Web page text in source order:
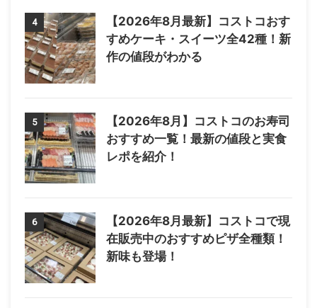
4
【2026年8月最新】コストコおす
すめケーキ・スイーツ全42種！新
作の値段がわかる
5
【2026年8月】コストコのお寿司
おすすめ一覧！最新の値段と実食
レポを紹介！
6
【2026年8月最新】コストコで現
在販売中のおすすめピザ全種類！
新味も登場！